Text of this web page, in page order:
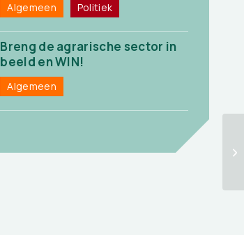
Algemeen Politiek
Breng de agrarische sector in
beeld en WIN!
Algemeen